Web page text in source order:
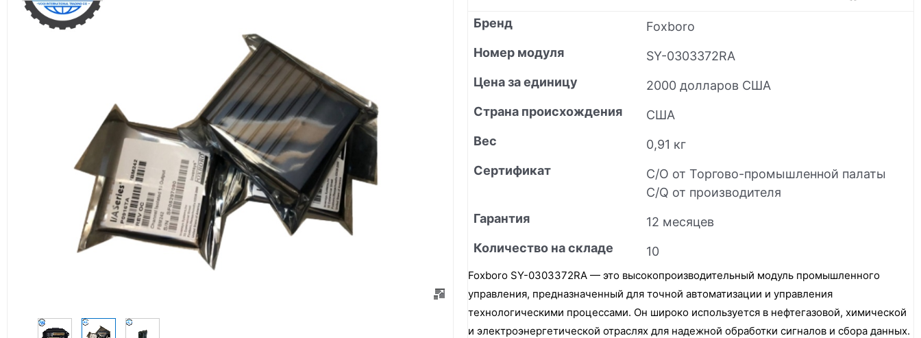
Бренд
Foxboro
Номер модуля
SY-0303372RA
Цена за единицу
2000 долларов США
Страна происхождения
США
Вес
0,91 кг
Сертификат
C/O от Торгово-промышленной палаты
C/Q от производителя
Гарантия
12 месяцев
Количество на складе
10
Foxboro SY-0303372RA — это высокопроизводительный модуль промышленного
управления, предназначенный для точной автоматизации и управления
технологическими процессами. Он широко используется в нефтегазовой, химической
и электроэнергетической отраслях для надежной обработки сигналов и сбора данных.